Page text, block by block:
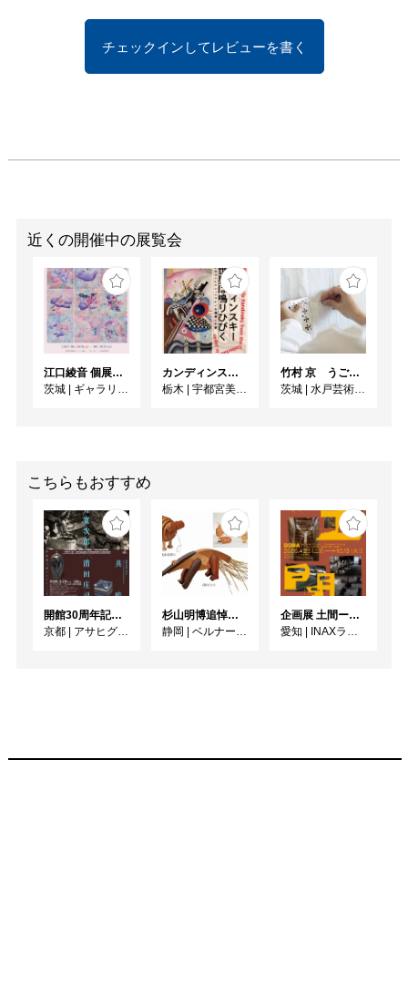
チェックインしてレビューを書く
近くの開催中の展覧会
江口綾音 個展「RINNE」
茨城
ギャラリー桜林
カンディンスキー 世界は鳴りひびく ー 日本のコレクションでたどる画業と反響 ー
栃木
宇都宮美術館
竹村 京 うごくせかい
茨城
水戸芸術館現代美術ギャラリー
こちらもおすすめ
開館30周年記念 山本爲三郎・河井寬次郎没後60年記念 「共鳴 河井寬次郎 × 濱田庄司 ー山本爲三郎コレクションより」
京都
アサヒグループ大山崎山荘美術館
杉山明博追悼展 木とわたし―木工の妙技と美術教育
静岡
ベルナール・ビュフェ美術館
企画展 土間ーつくって、つかって、再発見ー
愛知
INAXライブミュージアム